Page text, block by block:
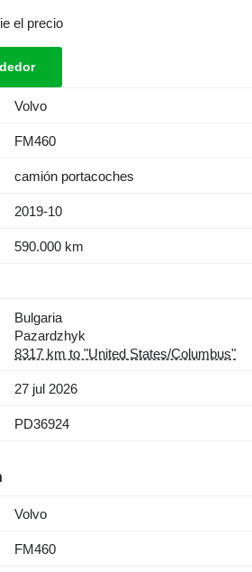
el precio
Volvo
FM460
camión portacoches
2019-10
590.000 km
Bulgaria
Pazardzhyk
8317 km to "United States/Columbus"
27 jul 2026
PD36924
Volvo
FM460